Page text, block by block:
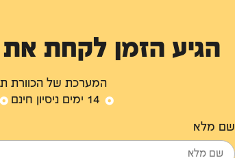
הגיע הזמן לקחת
המערכת של הכוורת
14 ימים ניסיון חינם
שם מלא